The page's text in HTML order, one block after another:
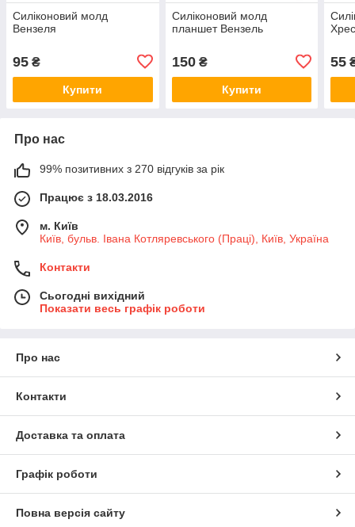
Силіконовий молд
Вензеля
95 ₴
Купити
Силіконовий молд
планшет Вензель
150₴
Купити
55
Про нас
99% позитивних з 270 відгуків за рік
Працює з 18.03.2016
м. Київ
Київ, бульв. Івана Котляревського (Праці), Київ, Україна
Контакти
Сьогодні вихідний
Показати весь графік роботи
Про нас
Контакти
Доставка та оплата
Графік роботи
Повна версія сайту